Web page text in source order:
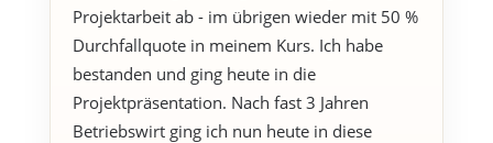
Projektarbeit ab - im übrigen wieder mit 50 %
Durchfallquote in meinem Kurs. Ich habe
bestanden und ging heute in die
Projektpräsentation. Nach fast 3 Jahren
Betriebswirt ging ich nun heute in diese